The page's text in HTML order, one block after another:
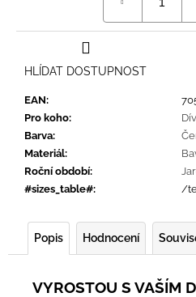
EAN:
Pro koho:
Barva:
Materiál:
Roční období:
#sizes_table#: /
HLÍDAT DOSTUPNOST
Popis Hodnocení
VYROSTOU S VAŠÍM